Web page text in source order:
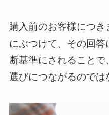
購入前のお客様につ
にぶつけて、その回答
断基準にされること
選びにつながるのでは